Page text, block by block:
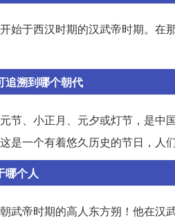
始于西汉时期的汉武帝时期。
追溯到哪个朝代
节、小正月、元夕或灯节，是中
是一个有着悠久历史的节日，人
哪个人
武帝时期的高人东方朔！他在汉